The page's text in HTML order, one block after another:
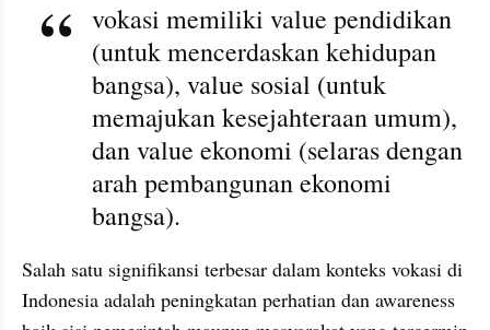
vokasi memiliki value pendidikan
(untuk mencerdaskan kehidupan
bangsa), value sosial (untuk
memajukan kesejahteraan umum),
dan value ekonomi (selaras dengan
arah pembangunan ekonomi
bangsa).
Salah satu signifikansi terbesar dalam konteks vokasi di
Indonesia adalah peningkatan perhatian dan awareness